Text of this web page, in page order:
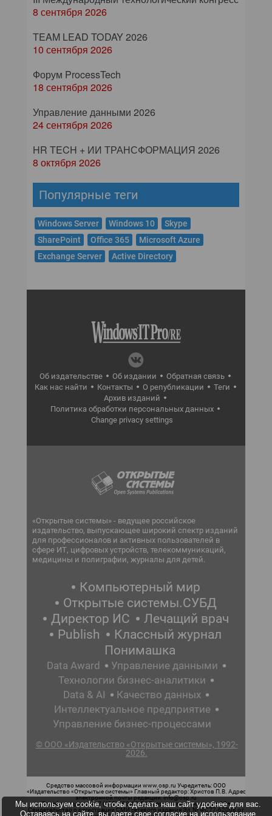
8 сентября 2026
TEAM LEAD TODAY 2026
10 сентября 2026
Форум ProcessTech
18 сентября 2026
Управление данными 2026
24 сентября 2026
HR TECH + ИИ ТРАНСФОРМАЦИЯ 2026
8 октября 2026
Популярные теги
Windows Server Windows 10
Skype
SharePoint
Office 365
Microsoft Azure
Exchange Server
Active Directory
Об издательстве Об издании
Обратная связь
Как нас найти
Контакты О републикации
Теги
Архив изданий
Политика обработки персональных данных
Change privacy settings
«Открытые системы» - ведущее российское
издательство, выпускающее широкий спектр изданий
для профессионалов и активных пользователей в
сфере ИТ, цифровых устройств, телекоммуникаций,
медицины и полиграфии, журналы для детей.
Компьютерный мир
Открытые системы.СУБД
Директор ИС
Лечащий врач
Publish
Классный журнал
Понимашка
Data Award
Управление данными
Технологии бизнес-аналитики
Data & AI
Качество данных
Интеллектуальное предприятие
Управление бизнес-процессами
© ООО «Издательство «Открытые системы», 1992-
2026.
Средство массовой информации www.osp.ru Учредитель: ООО
«Издательство «Открытые системы» Главный редактор: Христов П.В. Адрес
электронной почты редакции: info@osp.ru
Телефон редакции: 7 (499) 703-18-54 Возрастная маркировка: 12+
Свидетельство о регистрации СМИ сетевого издания Эл.№ ФС77-62008 от
Мы используем cookie, чтобы сделать наш сайт удобнее для вас.
Оставаясь на сайте, вы даете свое согласие на использование